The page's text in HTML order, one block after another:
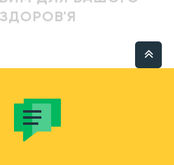
ЗДОРОВ'Я